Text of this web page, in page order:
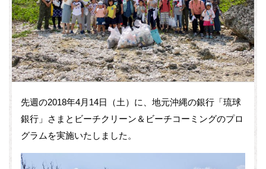
先週の2018年4月14日（土）に、地元沖縄の銀行「琉球
銀行」さまとビーチクリーン＆ビーチコーミングのプロ
グラムを実施いたしました。